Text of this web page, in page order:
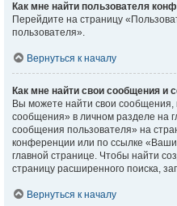
Как мне найти пользователя
Перейдите на страницу
пользователя».
Вернуться к началу
Как мне найти свои сообщения и
Вы можете найти свои сообщения,
сообщения» в личном разделе на
сообщения пользователя» на
конференции или по ссылке
главной странице. Чтобы найти
страницу расширенного поиска,
Вернуться к началу